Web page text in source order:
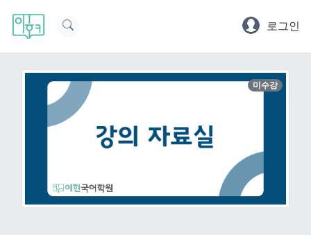
로그인
미수강